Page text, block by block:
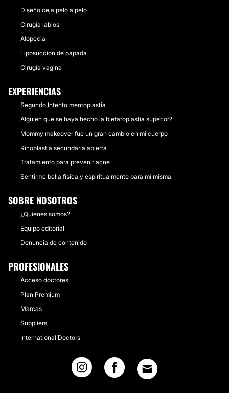
Diseño ceja pelo a pelo
Cirugía labios
Alopecia
Liposuccion de papada
Cirugía vagina
EXPERIENCIAS
Segundo Intento mentoplastia
Alguien que se haya hecho la blefaroplastia superior?
Mommy makeover fue un gran cambio en mi cuerpo
Rinoplastia secundaria abierta
Tratamiento para prevenir acné
Sentirme bella física y espiritualmente para mí misma
SOBRE NOSOTROS
¿Quiénes somos?
Equipo editorial
Denuncia de contenido
PROFESIONALES
Acceso doctores
Plan Premium
Marcas
Suppliers
International Doctors